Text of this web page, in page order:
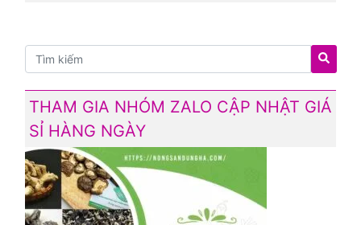
THAM GIA NHÓM ZALO CẬP NHẬT GIÁ
SỈ HÀNG NGÀY